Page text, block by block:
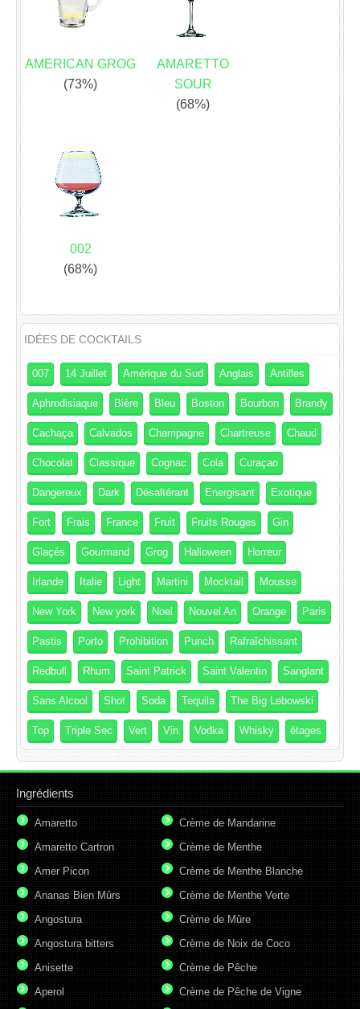
AMERICAN GROG
(73%)
AMARETTO
SOUR
(68%)
002
(68%)
IDÉES DE COCKTAILS
007 14 Juillet Amérique du Sud Anglais Antilles
Aphrodisiaque Bière Bleu Boston Bourbon Brandy
Cachaça Calvados Champagne Chartreuse Chaud
Chocolat Classique Cognac Cola Curaçao
Dangereux Dark Désaltérant Energisant Exotique
Fort Frais France Fruit Fruits Rouges Gin
Glaçés Gourmand Grog Halloween Horreur
Irlande Italie Light Martini Mocktail Mousse
New York New york Noel Nouvel An Orange Paris
Pastis Porto Prohibition Punch Rafraîchissant
Redbull Rhum Saint Patrick Saint Valentin Sanglant
Sans Alcool Shot Soda Tequila The Big Lebowski
Top Triple Sec Vert Vin Vodka Whisky étages
Ingrédients
Amaretto
Amaretto Cartron
Amer Picon
Ananas Bien Mûrs
Angostura
Angostura bitters
Anisette
Aperol
Crème de Mandarine
Crème de Menthe
Crème de Menthe Blanche
Crème de Menthe Verte
Crème de Mûre
Crème de Noix de Coco
Crème de Pêche
Crème de Pêche de Vigne